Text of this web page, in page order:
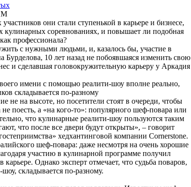
они стали ступенькой в карьере и бизнесе,
кулинарных соревнованиях, и повышает ли подобная
профессионала?
с нужными людьми, и, казалось бы, участие в
10 лет назад не побоявшаяся изменить свою
и сделавшая головокружительную карьеру у Аркадия
имени с помощью реалити-шоу вполне реально,
складывается по-разному
не на высоте, но посетители стоят в очереди, чтобы
поесть, а «на кого-то»: популярного шеф-повара или
что кулинарные реалити-шоу пользуются таким
что после все двери будут открыты», – говорит
хедхантинговой компании Cornerstone.
шеф-повара: даже несмотря на очень хорошие
участию в кулинарной программе получил
Однако эксперт отмечает, что судьба поваров,
складывается по-разному.